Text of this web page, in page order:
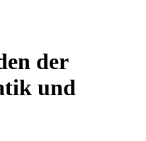
der
und